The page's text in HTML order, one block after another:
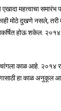
महत्वाचा समारंभ
मोठे दुखणे नसले, तरी
होऊ शकेल. २०१४ चे
काळ आहे. २०१४
हा काळ अनुकूल